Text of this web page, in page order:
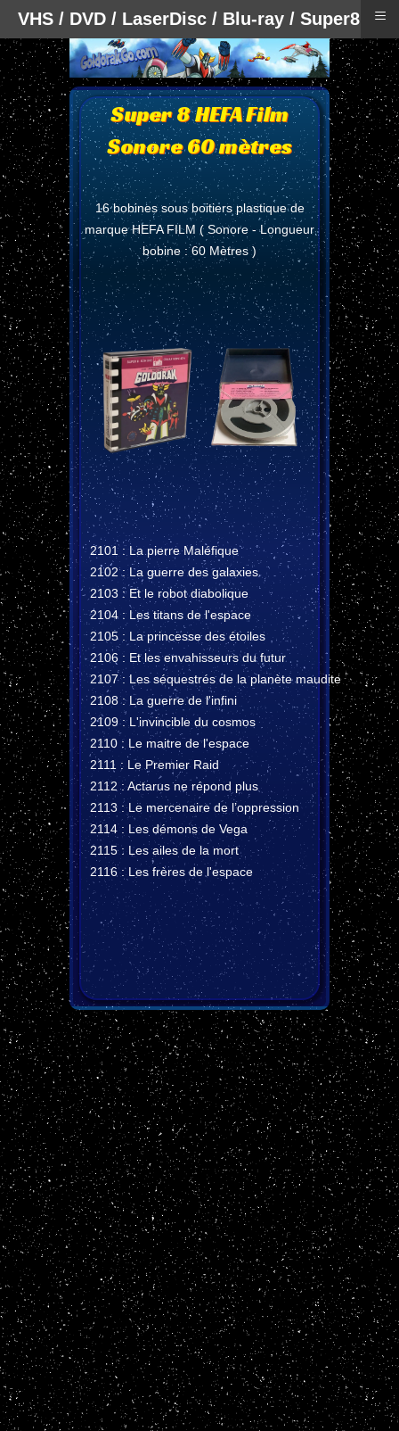
Super 8 HEFA Film
Sonore 60 mètres
16 bobines sous boitiers plastique de
marque HEFA FILM ( Sonore - Longueur
bobine : 60 Mètres )
2101 : La pierre Maléfique
2102 : La guerre des galaxies
2103 : Et le robot diabolique
2104 : Les titans de l'espace
2105 : La princesse des étoiles
2106 : Et les envahisseurs du futur
2107 : Les séquestrés de la planète maudite
2108 : La guerre de l'infini
2109 : L'invincible du cosmos
2110 : Le maitre de l'espace
2111 : Le Premier Raid
2112 : Actarus ne répond plus
2113 : Le mercenaire de l’oppression
2114 : Les démons de Vega
2115 : Les ailes de la mort
2116 : Les frères de l'espace
VHS / DVD / LaserDisc / Blu-ray / Super8 ≡